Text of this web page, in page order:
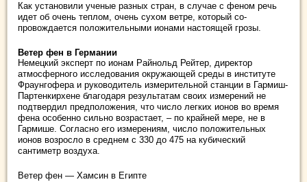
Как установили ученые разных стран, в случае с феном речь
идет об очень теплом, очень сухом ветре, который со­
провождается положительными ионами настоящей грозы.
Ветер фен в Германии
Немецкий эксперт по ионам Райнольд Рейтер, директор
атмосферного исследования окружающей среды в инсти­туте
Фраунгофера и руководитель измерительной станции в Гармиш-
Партенкирхене благодаря результатам своих измерений не
подтвердил предположения, что число лег­ких ионов во время
фена особенно сильно возрастает, – по крайней мере, не в
Гармише. Согласно его измерени­ям, число положительных
ионов возросло в среднем с 330 до 475 на кубический
сантиметр воздуха.
Ветер фен — Хамсин в Египте